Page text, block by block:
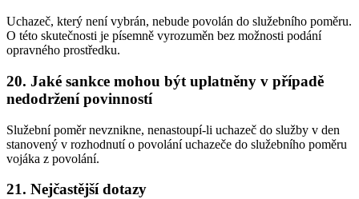
Uchazeč, který není vybrán, nebude povolán do služebního poměru.
O této skutečnosti je písemně vyrozuměn bez možnosti podání
opravného prostředku.
20. Jaké sankce mohou být uplatněny v případě
nedodržení povinností
Služební poměr nevznikne, nenastoupí-li uchazeč do služby v den
stanovený v rozhodnutí o povolání uchazeče do služebního poměru
vojáka z povolání.
21. Nejčastější dotazy